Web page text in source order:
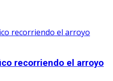
recorriendo el arroyo